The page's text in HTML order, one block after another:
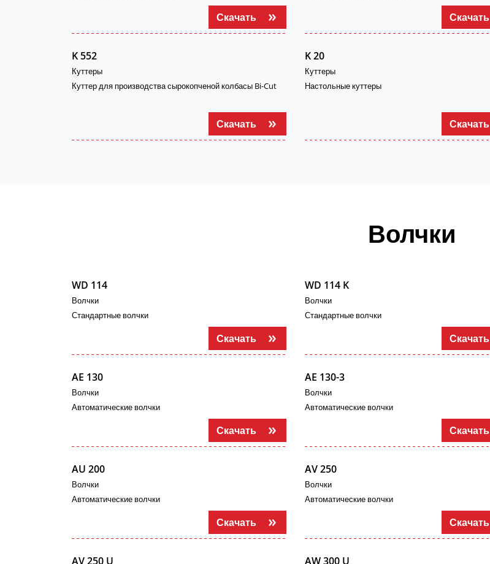
Скачать Скачать
K 552
Куттеры
Куттер для производства сырокопченой колбасы Bi-Cut
Скачать
K 20
Куттеры
Настольные куттеры
Скачать
Волчки
WD 114
Волчки
Стандартные волчки
Скачать
WD 114 K
Волчки
Стандартные волчки
Скачать
AE 130
Волчки
Автоматические волчки
Скачать
AE 130-3
Волчки
Автоматические волчки
Скачать
AU 200
Волчки
Автоматические волчки
Скачать
AV 250
Волчки
Автоматические волчки
Скачать
AV 250 U AW 300 U